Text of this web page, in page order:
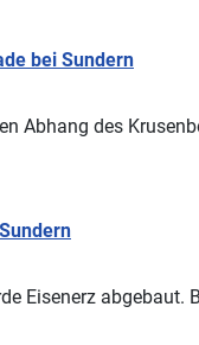
bei Sundern
Abhang des
Sundern
Eisenerz abgebaut.